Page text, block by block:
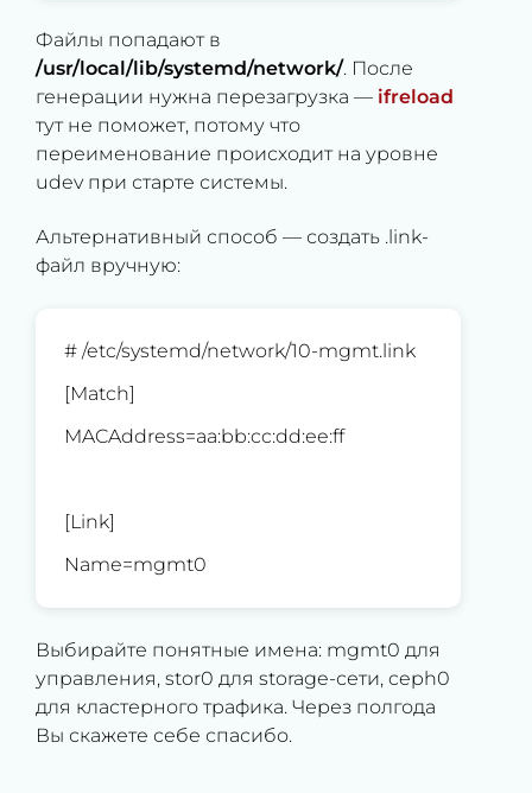
Файлы попадают в
/usr/local/lib/systemd/network/. После
генерации нужна перезагрузка — ifreload
тут не поможет, потому что
переименование происходит на уровне
udev при старте системы.
Альтернативный способ — создать .link-
файл вручную:
# /etc/systemd/network/10-mgmt.link
[Match]
MACAddress=aa:bb:cc:dd:ee:ff
[Link]
Name=mgmt0
Выбирайте понятные имена: mgmt0 для
управления, stor0 для storage-сети, ceph0
для кластерного трафика. Через полгода
Вы скажете себе спасибо.